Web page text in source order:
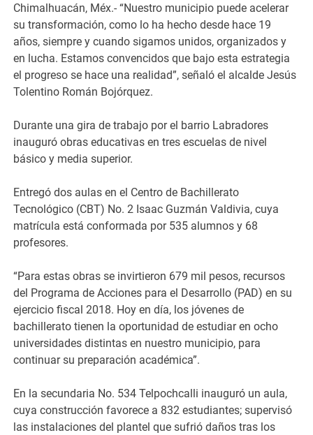
Chimalhuacán, Méx.- “Nuestro municipio puede acelerar
su transformación, como lo ha hecho desde hace 19
años, siempre y cuando sigamos unidos, organizados y
en lucha. Estamos convencidos que bajo esta estrategia
el progreso se hace una realidad”, señaló el alcalde Jesús
Tolentino Román Bojórquez.
Durante una gira de trabajo por el barrio Labradores
inauguró obras educativas en tres escuelas de nivel
básico y media superior.
Entregó dos aulas en el Centro de Bachillerato
Tecnológico (CBT) No. 2 Isaac Guzmán Valdivia, cuya
matrícula está conformada por 535 alumnos y 68
profesores.
“Para estas obras se invirtieron 679 mil pesos, recursos
del Programa de Acciones para el Desarrollo (PAD) en su
ejercicio fiscal 2018. Hoy en día, los jóvenes de
bachillerato tienen la oportunidad de estudiar en ocho
universidades distintas en nuestro municipio, para
continuar su preparación académica”.
En la secundaria No. 534 Telpochcalli inauguró un aula,
cuya construcción favorece a 832 estudiantes; supervisó
las instalaciones del plantel que sufrió daños tras los